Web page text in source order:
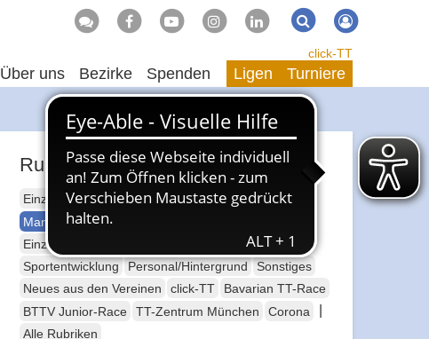
Suche Suchen
Über uns Bezirke Spenden
click-TT
Ligen Turniere
Rubriken
Einzelsport Erwachsene
Mannschaftssport Erwachsene
Einzelsport Jugend
Mannschaftssport Jugend
Sportentwicklung
Personal/Hintergrund
Sonstiges
Neues aus den Vereinen
click-TT
Bavarian TT-Race
BTTV Junior-Race
TT-Zentrum München Corona
Alle Rubriken